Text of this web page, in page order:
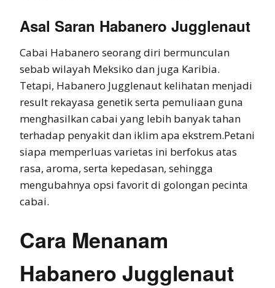
Asal Saran Habanero Jugglenaut
Cabai Habanero seorang diri bermunculan
sebab wilayah Meksiko dan juga Karibia.
Tetapi, Habanero Jugglenaut kelihatan menjadi
result rekayasa genetik serta pemuliaan guna
menghasilkan cabai yang lebih banyak tahan
terhadap penyakit dan iklim apa ekstrem.Petani
siapa memperluas varietas ini berfokus atas
rasa, aroma, serta kepedasan, sehingga
mengubahnya opsi favorit di golongan pecinta
cabai.
Cara Menanam
Habanero Jugglenaut